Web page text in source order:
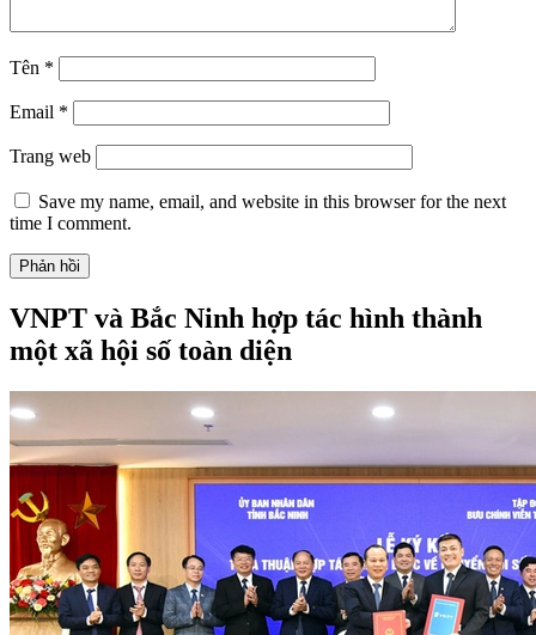
Tên *
Email *
Trang web
Save my name, email, and website in this browser for the next
time I comment.
VNPT và Bắc Ninh hợp tác hình thành
một xã hội số toàn diện